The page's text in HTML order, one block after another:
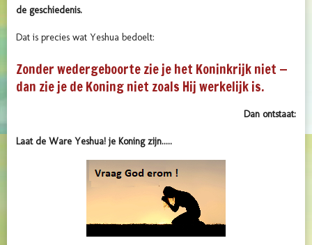
de geschiedenis.
Dat is precies wat Yeshua bedoelt:
Zonder wedergeboorte zie je het Koninkrijk niet —
dan zie je de Koning niet zoals Hij werkelijk is.
Dan ontstaat:
Laat de Ware Yeshua! je Koning zijn.....